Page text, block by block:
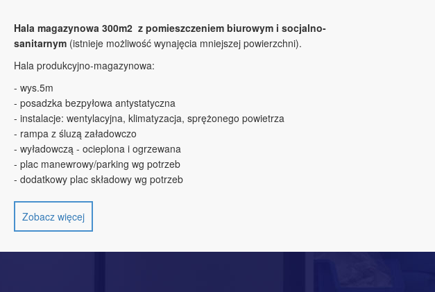
Hala magazynowa 300m2 z pomieszczeniem biurowym i socjalno-
sanitarnym (istnieje możliwość wynajęcia mniejszej powierzchni).
Hala produkcyjno-magazynowa:
- wys.5m
- posadzka bezpyłowa antystatyczna
- instalacje: wentylacyjna, klimatyzacja, sprężonego powietrza
- rampa z śluzą załadowczo
- wyładowczą - ocieplona i ogrzewana
- plac manewrowy/parking wg potrzeb
- dodatkowy plac składowy wg potrzeb
Zobacz więcej